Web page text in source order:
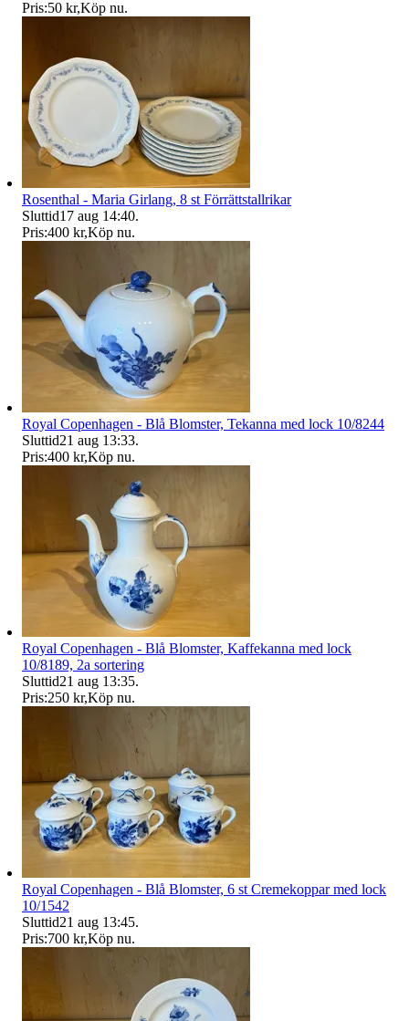
Pris:50 kr,Köp nu.
Rosenthal - Maria Girlang, 8 st Förrättstallrikar
Sluttid17 aug 14:40.
Pris:400 kr,Köp nu.
Royal Copenhagen - Blå Blomster, Tekanna med lock 10/8244
Sluttid21 aug 13:33.
Pris:400 kr,Köp nu.
Royal Copenhagen - Blå Blomster, Kaffekanna med lock
10/8189, 2a sortering
Sluttid21 aug 13:35.
Pris:250 kr,Köp nu.
Royal Copenhagen - Blå Blomster, 6 st Cremekoppar med lock
10/1542
Sluttid21 aug 13:45.
Pris:700 kr,Köp nu.